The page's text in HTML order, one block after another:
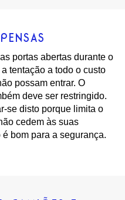
portas abertas durante o
tentação a todo o custo
possam entrar. O
deve ser restringido.
se disto porque limita o
cedem às suas
bom para a segurança.